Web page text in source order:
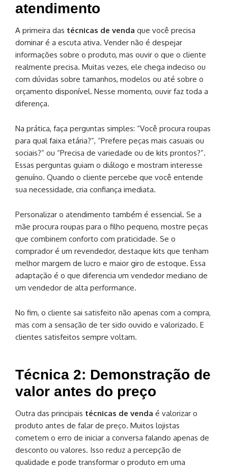
atendimento
A primeira das técnicas de venda que você precisa
dominar é a escuta ativa. Vender não é despejar
informações sobre o produto, mas ouvir o que o cliente
realmente precisa. Muitas vezes, ele chega indeciso ou
com dúvidas sobre tamanhos, modelos ou até sobre o
orçamento disponível. Nesse momento, ouvir faz toda a
diferença.
Na prática, faça perguntas simples: “Você procura roupas
para qual faixa etária?”, “Prefere peças mais casuais ou
sociais?” ou “Precisa de variedade ou de kits prontos?”.
Essas perguntas guiam o diálogo e mostram interesse
genuíno. Quando o cliente percebe que você entende
sua necessidade, cria confiança imediata.
Personalizar o atendimento também é essencial. Se a
mãe procura roupas para o filho pequeno, mostre peças
que combinem conforto com praticidade. Se o
comprador é um revendedor, destaque kits que tenham
melhor margem de lucro e maior giro de estoque. Essa
adaptação é o que diferencia um vendedor mediano de
um vendedor de alta performance.
No fim, o cliente sai satisfeito não apenas com a compra,
mas com a sensação de ter sido ouvido e valorizado. E
clientes satisfeitos sempre voltam.
Técnica 2: Demonstração de
valor antes do preço
Outra das principais técnicas de venda é valorizar o
produto antes de falar de preço. Muitos lojistas
cometem o erro de iniciar a conversa falando apenas de
desconto ou valores. Isso reduz a percepção de
qualidade e pode transformar o produto em uma